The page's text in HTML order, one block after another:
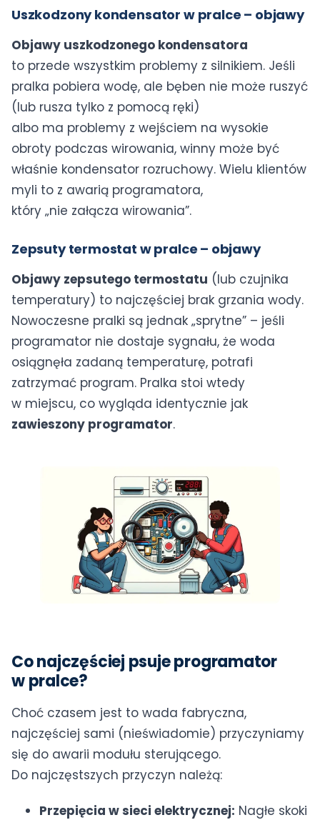
Uszkodzony kondensator w pralce – objawy
Objawy uszkodzonego kondensatora
to przede wszystkim problemy z silnikiem. Jeśli
pralka pobiera wodę, ale bęben nie może ruszyć
(lub rusza tylko z pomocą ręki)
albo ma problemy z wejściem na wysokie
obroty podczas wirowania, winny może być
właśnie kondensator rozruchowy. Wielu klientów
myli to z awarią programatora,
który „nie załącza wirowania”.
Zepsuty termostat w pralce – objawy
Objawy zepsutego termostatu (lub czujnika
temperatury) to najczęściej brak grzania wody.
Nowoczesne pralki są jednak „sprytne” – jeśli
programator nie dostaje sygnału, że woda
osiągnęła zadaną temperaturę, potrafi
zatrzymać program. Pralka stoi wtedy
w miejscu, co wygląda identycznie jak
zawieszony programator.
Co najczęściej psuje programator
w pralce?
Choć czasem jest to wada fabryczna,
najczęściej sami (nieświadomie) przyczyniamy
się do awarii modułu sterującego.
Do najczęstszych przyczyn należą:
Przepięcia w sieci elektrycznej: Nagłe skoki